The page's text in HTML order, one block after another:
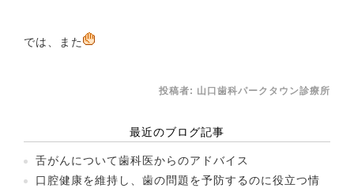
では、また
投稿者: 山口歯科パークタウン診療所
最近のブログ記事
舌がんについて歯科医からのアドバイス
口腔健康を維持し、歯の問題を予防するのに役立つ情